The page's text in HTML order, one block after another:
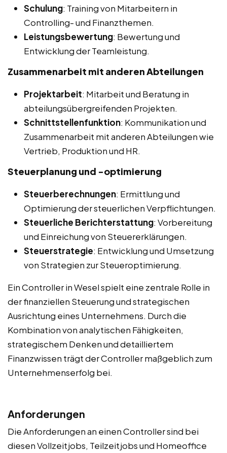
Schulung: Training von Mitarbeitern in
Controlling- und Finanzthemen.
Leistungsbewertung: Bewertung und
Entwicklung der Teamleistung.
Zusammenarbeit mit anderen Abteilungen
Projektarbeit: Mitarbeit und Beratung in
abteilungsübergreifenden Projekten.
Schnittstellenfunktion: Kommunikation und
Zusammenarbeit mit anderen Abteilungen wie
Vertrieb, Produktion und HR.
Steuerplanung und -optimierung
Steuerberechnungen: Ermittlung und
Optimierung der steuerlichen Verpflichtungen.
Steuerliche Berichterstattung: Vorbereitung
und Einreichung von Steuererklärungen.
Steuerstrategie: Entwicklung und Umsetzung
von Strategien zur Steueroptimierung.
Ein Controller in Wesel spielt eine zentrale Rolle in
der finanziellen Steuerung und strategischen
Ausrichtung eines Unternehmens. Durch die
Kombination von analytischen Fähigkeiten,
strategischem Denken und detailliertem
Finanzwissen trägt der Controller maßgeblich zum
Unternehmenserfolg bei.
Anforderungen
Die Anforderungen an einen Controller sind bei
diesen Vollzeitjobs, Teilzeitjobs und Homeoffice